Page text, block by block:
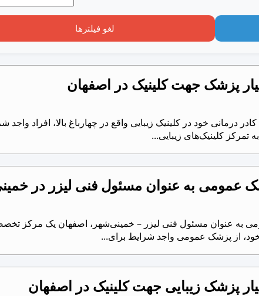
لغو فیلترها
پزشک جهت کلینیک در اصفهان
کادر درمانی خود در کلینیک زیبایی واقع در چهارباغ بالا، افراد
به تمرکز کلینیک‌های زیبایی...
عمومی به عنوان مسئول فنی لیزر در
به عنوان مسئول فنی لیزر – خمینی‌شهر، اصفهان یک مرکز
از پزشک عمومی واجد شرایط برای...
پزشک زیبایی جهت کلینیک در اصفهان